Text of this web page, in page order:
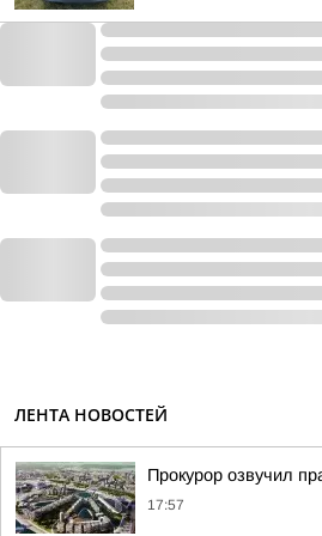
ЛЕНТА НОВОСТЕЙ
Прокурор озвучил
17:57